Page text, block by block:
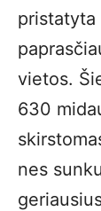
vietos.
630
nes